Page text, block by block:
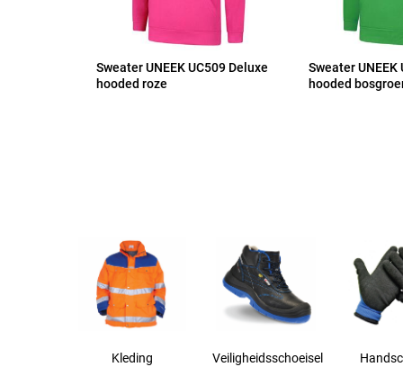
2XL
Sweater UNEEK UC509 Deluxe
hooded roze
Sweater UNEEK
hooded
Kleding Veiligheidsschoeisel